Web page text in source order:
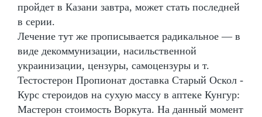
пройдет в Казани завтра, может стать последней
в серии.
Лечение тут же прописывается радикальное — в
виде декоммунизации, насильственной
украинизации, цензуры, самоцензуры и т.
Тестостерон Пропионат доставка Старый Оскол -
Курс стероидов на сухую массу в аптеке Кунгур:
Мастерон стоимость Воркута. На данный момент